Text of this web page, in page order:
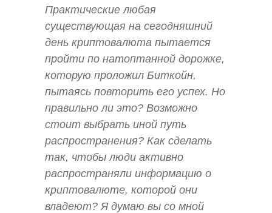
Практические любая
существующая на сегодняшний
день криптовалюта пытается
пройти по натоптанной дорожке,
которую проложил Биткойн,
пытаясь повторить его успех. Но
правильно ли это? Возможно
стоит выбрать иной путь
распространения? Как сделать
так, чтобы люди активно
распространяли информацию о
криптовалюте, которой они
владеют? Я думаю вы со мной